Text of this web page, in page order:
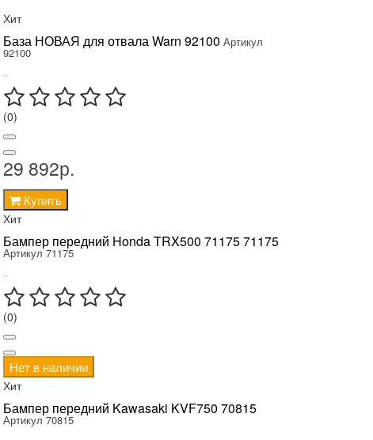
Хит
База НОВАЯ для отвала Warn 92100 Артикул
92100
(0)
29 892р.
Купить
Хит
Бампер передний Honda TRX500 71175 71175
Артикул 71175
(0)
Нет в наличии
Хит
Бампер передний Kawasaki KVF750 70815
Артикул 70815